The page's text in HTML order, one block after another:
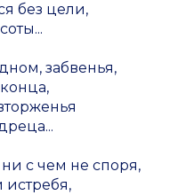
без цели,
забвенья,
с чем не споря,